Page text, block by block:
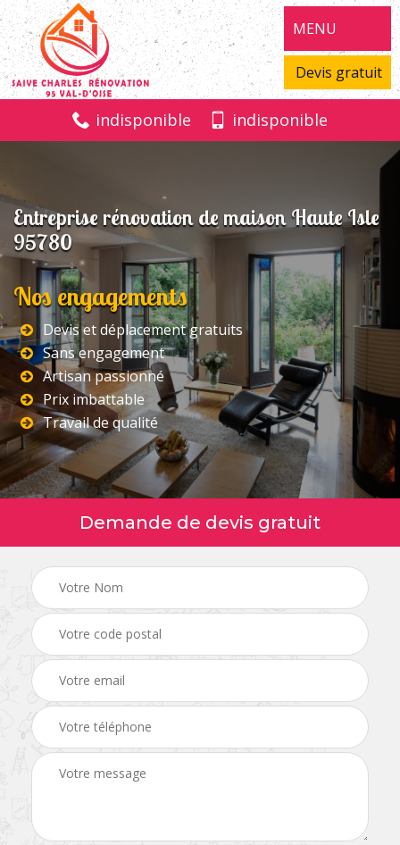
MENU
Devis gratuit
indisponible indisponible
Entreprise rénovation de maison Haute Isle
95780
Nos engagements
Devis et déplacement gratuits
Sans engagement
Artisan passionné
Prix imbattable
Travail de qualité
Demande de devis gratuit